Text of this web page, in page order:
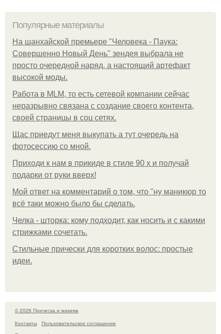
Популярные материалы
На шанхайской премьере "Человека - Паука:
Совершенно Новый День" зендея выбрала не
просто очередной наряд, а настоящий артефакт
высокой моды.
Работа в MLM, то есть сетевой компании сейчас
неразрывно связана с создание своего контента,
своей страницы в соц сетях.
Щас приедут меня выкупать а тут очередь на
фотосессию со мной.
Приходи к нам в прикиде в стиле 90 х и получай
подарки от руки вверх!
Мой ответ на комментарий о том, что "ну маникюр то
всё таки можно было бы сделать.
Челка - шторка: кому подходит, как носить и с какими
стрижками сочетать.
Стильные прически для коротких волос: простые
идеи.
© 2026 Прическа и макияж
Контакты
Пользовательское соглашение